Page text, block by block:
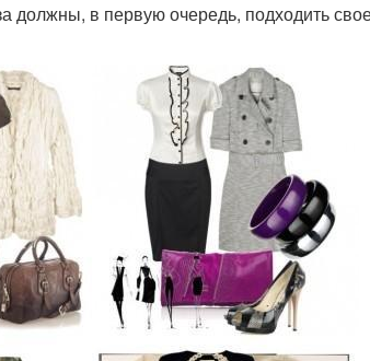
должны, в первую очередь, подходить